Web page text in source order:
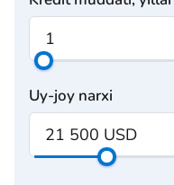
Uy-joy narxi